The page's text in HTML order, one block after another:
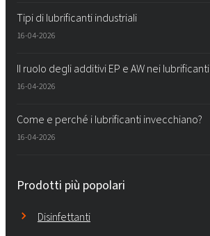
Tipi di lubrificanti industriali
16-04-2026
Il ruolo degli additivi EP e AW nei lubrificanti
16-04-2026
Come e perché i lubrificanti invecchiano?
16-04-2026
Prodotti più popolari
Disinfettanti